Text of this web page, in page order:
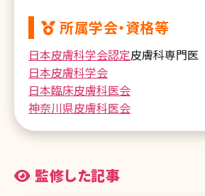
所属学会・資格等
日本皮膚科学会認定皮膚科専門医
日本皮膚科学会
日本臨床皮膚科医会
神奈川県皮膚科医会
監修した記事